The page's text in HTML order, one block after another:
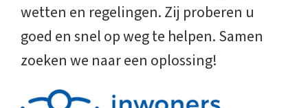
wetten en regelingen. Zij proberen u
goed en snel op weg te helpen. Samen
zoeken we naar een oplossing!